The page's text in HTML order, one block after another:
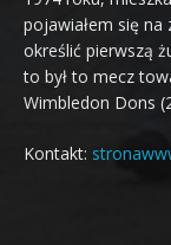
pojawiałem się na
określić pierwszą
to był to mecz
Wimbledon Dons
Kontakt: